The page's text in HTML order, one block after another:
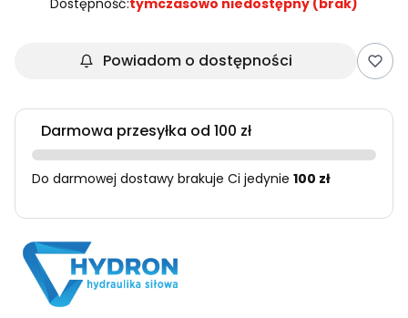
Dostępność:tymczasowo niedostępny (brak)
Powiadom o dostępności
Darmowa przesyłka od 100 zł
Do darmowej dostawy brakuje Ci jedynie 100 zł